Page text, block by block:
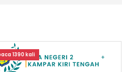
1390 kali